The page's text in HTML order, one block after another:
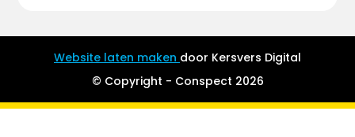
Website laten maken door Kersvers Digital
© Copyright - Conspect 2026